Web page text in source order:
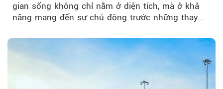
gian sống không chỉ nằm ở diện tích, mà ở khả
năng mang đến sự chủ động trước những thay